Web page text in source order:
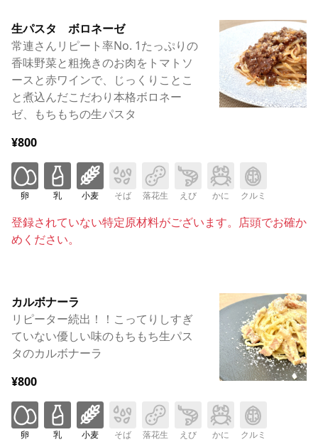
生パスタ ボロネーゼ
常連さんリピート率No. 1たっぷりの
香味野菜と粗挽きのお肉をトマトソ
ースと赤ワインで、じっくりことこ
と煮込んだこだわり本格ボロネー
ゼ、もちもちの生パスタ
¥800
卵 乳 小麦 そば 落花生 えび かに クルミ
登録されていない特定原材料がございます。店頭でお確か
めください。
カルボナーラ
リピーター続出！！こってりしすぎ
ていない優しい味のもちもち生パス
タのカルボナーラ
¥800
卵 乳 小麦 そば 落花生 えび かに クルミ